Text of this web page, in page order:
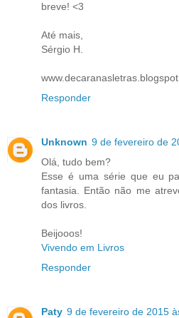
breve! <3
Até mais,
Sérgio H.
Responder
Unknown 9 de fevereiro de
Olá, tudo bem?
Esse é uma série que eu
fantasia. Então não me
dos livros.
Beijooos!
Vivendo em Livros
Responder
Paty 9 de fevereiro de 2015